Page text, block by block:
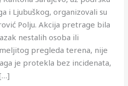
i Ljubuškog, organizovali su
Polju. Akcija pretrage bila
nestalih osoba ili
pregleda terena, nije
je protekla bez incidenata,